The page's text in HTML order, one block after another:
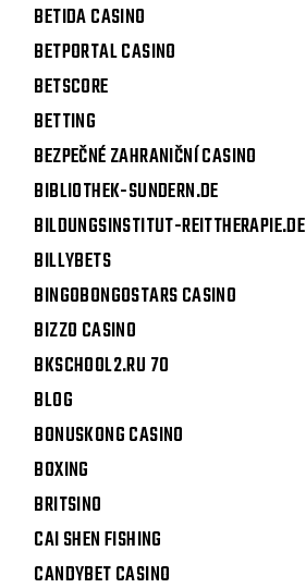
BETIDA CASINO
BETPORTAL CASINO
BETSCORE
BETTING
BEZPEČNÉ ZAHRANIČNÍ CASINO
BIBLIOTHEK-SUNDERN.DE
BILDUNGSINSTITUT-REITTHERAPIE.DE
BILLYBETS
BINGOBONGOSTARS CASINO
BIZZO CASINO
BKSCHOOL2.RU 70
BLOG
BONUSKONG CASINO
BOXING
BRITSINO
CAI SHEN FISHING
CANDYBET CASINO